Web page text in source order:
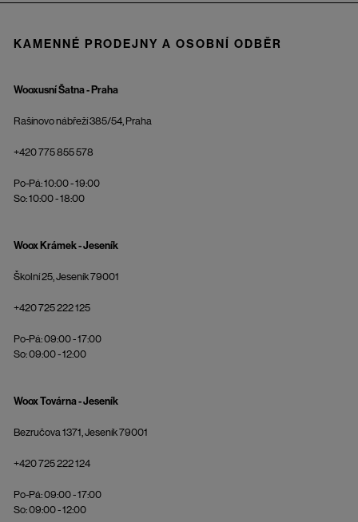
KAMENNÉ PRODEJNY A OSOBNÍ ODBĚR
Wooxusní Šatna - Praha
Rašínovo nábřeží 385/54, Praha
+420 775 855 578
Po-Pá: 10:00 - 19:00
So: 10:00 - 18:00
Woox Krámek - Jeseník
Školní 25, Jeseník 79001
+420 725 222 125
Po-Pá: 09:00 - 17:00
So: 09:00 - 12:00
Woox Továrna - Jeseník
Bezručova 1371, Jeseník 79001
+420 725 222 124
Po-Pá: 09:00 - 17:00
So: 09:00 - 12:00